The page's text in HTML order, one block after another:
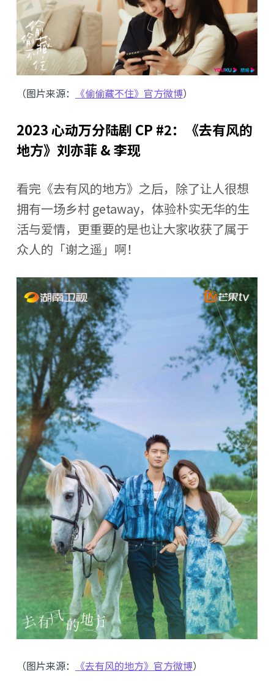
（图片来源： 《偷偷藏不住》官方微博）
2023 心动万分陆剧 CP #2：《去有风的
地方》刘亦菲 & 李现
看完《去有风的地方》之后，除了让人很想
拥有一场乡村 getaway，体验朴实无华的生
活与爱情，更重要的是也让大家收获了属于
众人的「谢之遥」啊！
（图片来源： 《去有风的地方》官方微博）